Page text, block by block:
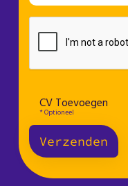
CV Toevoegen
Verzenden
* Optioneel